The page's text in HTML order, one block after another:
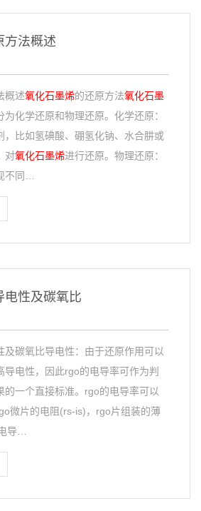
方法概述
概述氧化石墨烯的还原方法氧化石墨
为化学还原和物理还原。化学还原：
，比如氢碘酸、硼氢化钠、水合肼或
对氧化石墨烯进行还原。物理还原：
不同…
电性及碳氧比
及碳氧比导电性：由于还原作用可以
导电性，因此rgo的电导率可作为判
的一个直接标准。rgo的电导率可以
微片的电阻(rs-is)，rgo片组装的薄
导…